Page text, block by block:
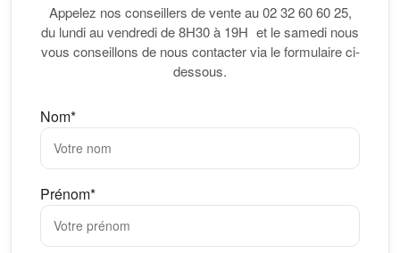
Appelez nos conseillers de vente au 02 32 60 60 25,
du lundi au vendredi de 8H30 à 19H et le samedi nous
vous conseillons de nous contacter via le formulaire ci-
dessous.
Nom*
Prénom*